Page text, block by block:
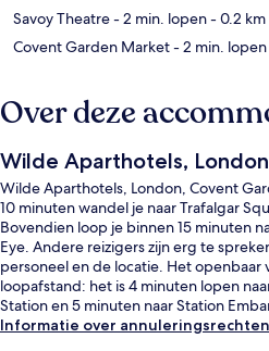
Savoy Theatre- 2 min. lopen- 0.2 km
Covent Garden Market- 2 min. lopen
Over deze
Wilde Aparthotels,
Wilde Aparthotels, London, Covent
10 minuten wandel je naar Trafalgar
Bovendien loop je binnen 15 minuten
Eye. Andere reizigers zijn erg te
personeel en de locatie. Het openbaar
loopafstand: het is 4 minuten lopen
Station en 5 minuten naar Station
Informatie over annuleringsrechten